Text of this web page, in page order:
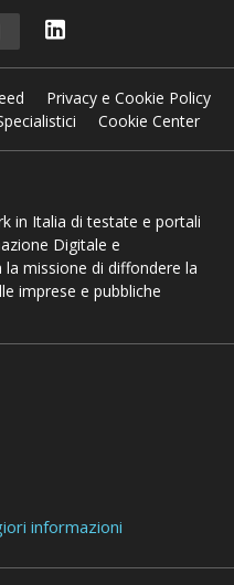
Privacy e Cookie Policy
Cookie Center
in Italia di testate e portali
Digitale e
la missione di diffondere la
imprese e pubbliche
informazioni